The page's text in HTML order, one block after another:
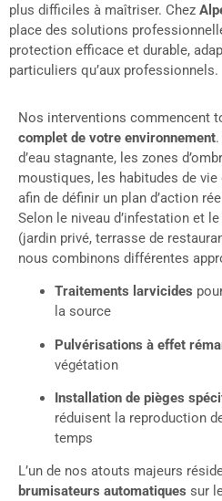
plus difficiles à maîtriser. Chez
place des solutions
protection efficace et durable,
particuliers qu’aux professionnels.
Nos interventions commencent
complet de votre environnement
d’eau stagnante, les zones
moustiques, les habitudes de
afin de définir un plan d’action
Selon le niveau d’infestation et
(jardin privé, terrasse de
nous combinons différentes
Traitements larvicides
la source
Pulvérisations à effet
végétation
Installation de pièges
réduisent la reproduction
temps
L’un de nos atouts majeurs
brumisateurs automatiques sur